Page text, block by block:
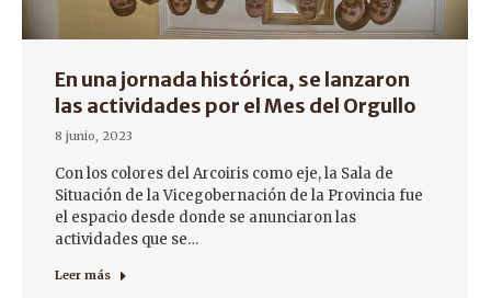
En una jornada histórica, se lanzaron
las actividades por el Mes del Orgullo
8 junio, 2023
Con los colores del Arcoiris como eje, la Sala de
Situación de la Vicegobernación de la Provincia fue
el espacio desde donde se anunciaron las
actividades que se…
Leer más